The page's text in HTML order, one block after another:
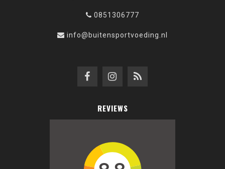
0851306777
info@buitensportvoeding.nl
REVIEWS